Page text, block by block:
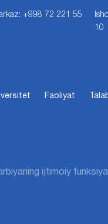
+998 72 221 55
10
Faoliyat
ijtimoiy